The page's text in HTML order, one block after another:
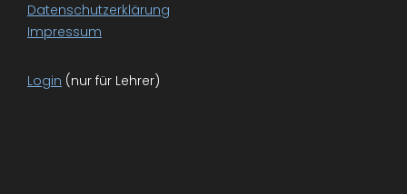
Datenschutzerklärung
Impressum
Login (nur für Lehrer)